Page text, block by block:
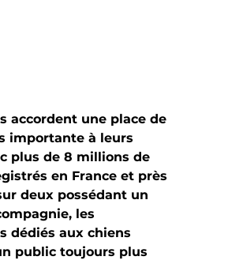
accordent une place de
importante à leurs
plus de 8 millions de
en France et près
deux possédant un
les
dédiés aux chiens
public toujours plus